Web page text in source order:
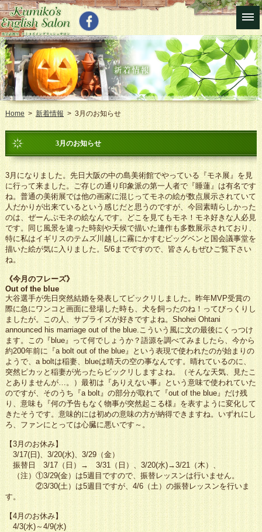
Home > 新着情報 > 3月のお知らせ
3月のお知らせ
3月になりました。先日大阪の中の島美術館でやっている『モネ展』を見
に行って来ました。ご存じの通り印象派の第一人者で『睡蓮』は有名です
ね。普通の美術展では他の画家に混じってモネの絵が数点展示されていて
人だかりが出来ているという感じだと思うのですが、今回素晴らしかった
のは、ぜーんぶモネの絵なんです。どこを見てもモネ！モネ好きな人必見
です。同じ風景を違った時刻や天候で描いた連作も多数展示されており、
特に私はイギリスのテムズ川越しに霧にかすむビッグベンと国会議事堂を
描いた絵が気に入りました。5/6までですので、皆さんもぜひご覧下さい
ね。
《今月のフレーズ》
Out of the blue
大谷選手が先日突然結婚を発表してビックリしました。昨年MVP受賞の
際に急にワンコと画面に登場した時も、犬を飼ったのね！ってびっくりし
ましたが。この人、サプライズが好きですよね。Shohei Ohtani
announced his marriage out of the blue.こういう風に文の最後にくっつけ
ます。この『blue』って何でしょうか？語源を調べてみましたら、今から
約200年前に『a bolt out of the blue』という表現で使われたのが始まりの
ようで、a boltは稲妻、blueは晴天の空の事なんです。晴れているのに、
突然ピカッと稲妻が光ったらビックリしますよね。（そんな天気、見たこ
とありませんが…。）最初は『ありえない事』という意味で使われていた
のですが、そのうち『a bolt』の部分が取れて『out of the blue』だけ残
り、意味も『何の予告もなく物事が突然起こる様』を表すように変化して
きたそうです。意味的には初めの意味の方が納得できますね。いずれにし
ろ、ファンにとっては心臓に悪いです～。
【3月のお休み】
3/17(日)、3/20(水)、3/29（金）
振替日 3/17（日）→ 3/31（日）、3/20(水)→3/21（木）、
（注）①3/29(金）は5週目ですので、振替レッスンは行いません。
②3/30(土）は5週目ですが、4/6（土）の振替レッスンを行いま
す。
【4月のお休み】
4/3(水)～4/9(水)